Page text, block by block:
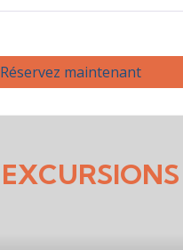
Réservez maintenant